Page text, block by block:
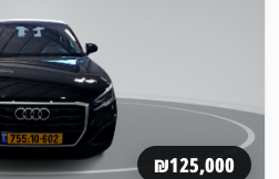
₪125,000